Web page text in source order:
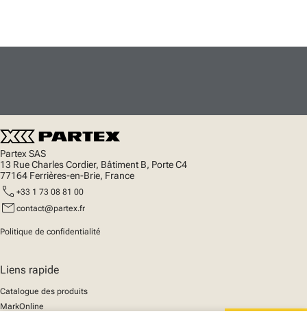
Partex SAS
13 Rue Charles Cordier, Bâtiment B, Porte C4
77164 Ferrières-en-Brie, France
call +33 1 73 08 81 00
mail contact@partex.fr
Politique de confidentialité
Liens rapide
Catalogue des produits
MarkOnline